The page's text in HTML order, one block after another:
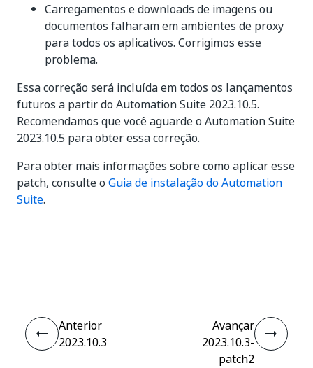
Carregamentos e downloads de imagens ou
documentos falharam em ambientes de proxy
para todos os aplicativos. Corrigimos esse
problema.
Essa correção será incluída em todos os lançamentos
futuros a partir do Automation Suite 2023.10.5.
Recomendamos que você aguarde o Automation Suite
2023.10.5 para obter essa correção.
Para obter mais informações sobre como aplicar esse
patch, consulte o Guia de instalação do Automation
Suite.
Anterior
2023.10.3
Avançar
2023.10.3-
patch2